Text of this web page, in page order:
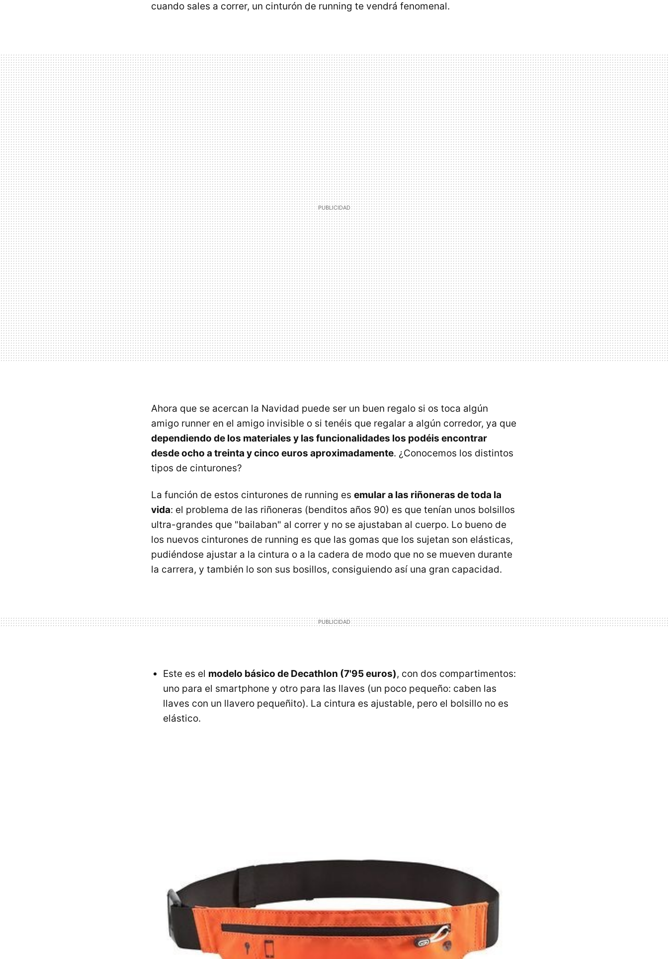
cuando sales a correr, un cinturón de running te vendrá fenomenal.
Ahora que se acercan la Navidad puede ser un buen regalo si os toca algún
amigo runner en el amigo invisible o si tenéis que regalar a algún corredor, ya que
dependiendo de los materiales y las funcionalidades los podéis encontrar
desde ocho a treinta y cinco euros aproximadamente. ¿Conocemos los distintos
tipos de cinturones?
La función de estos cinturones de running es emular a las riñoneras de toda la
vida: el problema de las riñoneras (benditos años 90) es que tenían unos bolsillos
ultra-grandes que "bailaban" al correr y no se ajustaban al cuerpo. Lo bueno de
los nuevos cinturones de running es que las gomas que los sujetan son elásticas,
pudiéndose ajustar a la cintura o a la cadera de modo que no se mueven durante
la carrera, y también lo son sus bosillos, consiguiendo así una gran capacidad.
Este es el modelo básico de Decathlon (7'95 euros), con dos compartimentos:
uno para el smartphone y otro para las llaves (un poco pequeño: caben las
llaves con un llavero pequeñito). La cintura es ajustable, pero el bolsillo no es
elástico.